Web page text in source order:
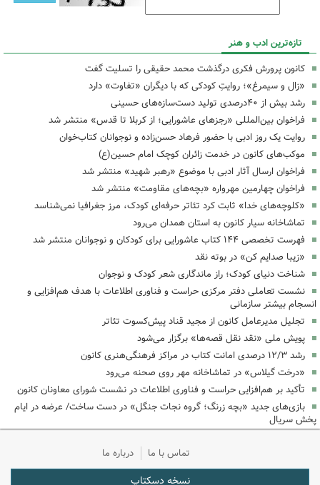
تازه‌ترین ادب و هنر
کانون پرورش فکری درگذشت محمد حقیقی را تسلیت گفت
«زال و سیمرغ»؛ روایتِ کودکی که با دیگران «تفاوت» دارد
رشد بیش از ۴۰درصدی تولید دست‌سازه‌های حسینی
فراخوان بین‌المللی «رجزهای عاشورایی؛ از کربلا تا قدس» منتشر شد
روایت یک روز ادبی با حضور فرهاد حسن‌زاده و نوجوانان کتاب‌خوان
موکب‌های کانون در خدمت زائران کوچک امام حسین(ع)
فراخوان ارسال آثار ادبی با موضوع «رهبر شهید» منتشر شد
فراخوان چهارمین مهرواره «بچه‌های مقاومت» منتشر شد
«کلوچه‌های خدا» ثابت کرد تئاتر حرفه‌ای کودک، مرز جغرافیا نمی‌شناسد
تماشاخانه سیار کانون به استان همدان می‌رود
فهرست تخصصی ۱۴۴ کتاب عاشورایی برای کودکان و نوجوانان منتشر شد
«زیبا صدایم کن» در بوته نقد
شناخت دنیای کودک؛ راز ماندگاری شعر کودک و نوجوان
نشست تعاملی دفتر مرکزی حراست و فناوری اطلاعات با هدف هم‌افزایی و
انسجام بیشتر سازمانی
تجلیل مدیرعامل کانون از مجید قناد پیش‌کسوت تئاتر
پویش ملی «نقد نقل قصه‌ها» برگزار می‌شود
رشد ۱۲/۳ درصدی امانت کتاب در مراکز فرهنگی‌هنری کانون
«درخت گیلاس» در تماشاخانه مهر روی صحنه می‌رود
تأکید بر هم‌افزایی حراست و فناوری اطلاعات در نشست شورای معاونان کانون
بازی‌های جدید «بچه زرنگ؛ گروه نجات جنگل» در دست ساخت/ عرضه در ایام
پخش سریال
تماس با ما درباره ما
نسخه دسکتاپ